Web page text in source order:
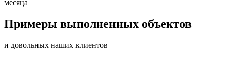
месяца
Примеры выполненных объектов
и довольных наших клиентов